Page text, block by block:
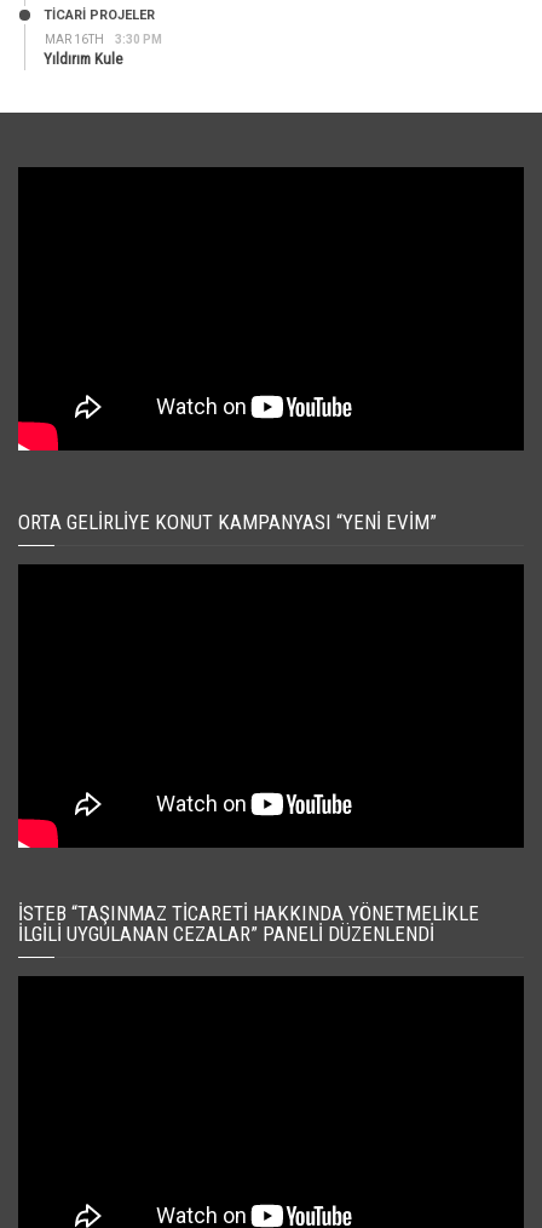
MAR 16TH 3:30 PM
TİCARİ PROJELER
Yıldırım Kule
ORTA GELIRLIYE KONUT KAMPANYASI “YENI EVIM”
İSTEB “TAŞINMAZ TICARETI HAKKINDA YÖNETMELIKLE
İLGILI UYGULANAN CEZALAR” PANELI DÜZENLENDI